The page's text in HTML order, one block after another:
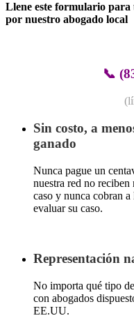
Llene este formulario
por nuestro abogado local
📞
Sin costo, a
ganado
Nunca pague un
nuestra red no reciben
caso y nunca cobran
evaluar su caso.
Representación
No importa qué tipo
con abogados
EE.UU.